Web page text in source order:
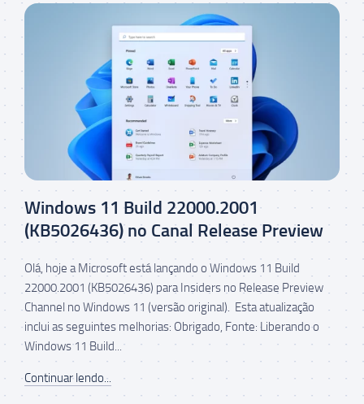
Windows 11 Build 22000.2001
(KB5026436) no Canal Release Preview
Olá, hoje a Microsoft está lançando o Windows 11 Build
22000.2001 (KB5026436) para Insiders no Release Preview
Channel no Windows 11 (versão original). Esta atualização
inclui as seguintes melhorias: Obrigado, Fonte: Liberando o
Windows 11 Build...
Continuar lendo...